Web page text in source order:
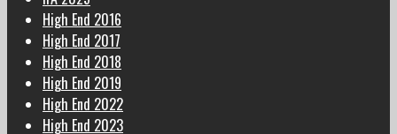
High End 2016
High End 2017
High End 2018
High End 2019
High End 2022
High End 2023